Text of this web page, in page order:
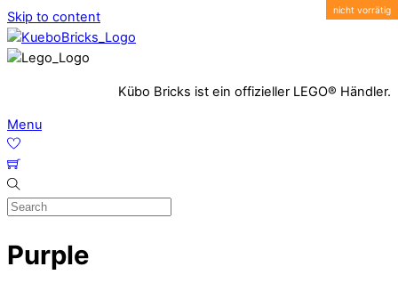
Skip to content
Kübo Bricks ist ein offizieller LEGO® Händler.
Menu
Purple